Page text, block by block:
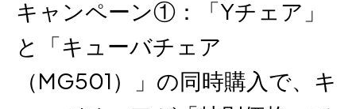
キャンペーン①：「Yチェア」
と「キューバチェア
（MG501）」の同時購入で、キ